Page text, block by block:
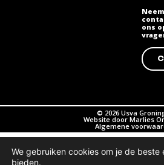
Neem
ons
© 2026 Usva
Website door Marlies
Algemene
We gebruiken cookies om je de
bieden.